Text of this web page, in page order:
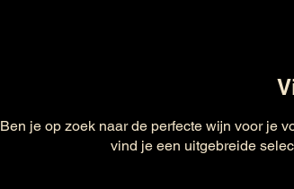
Ben je op zoek naar de perfecte wijn voor je
vind je een uitgebreide